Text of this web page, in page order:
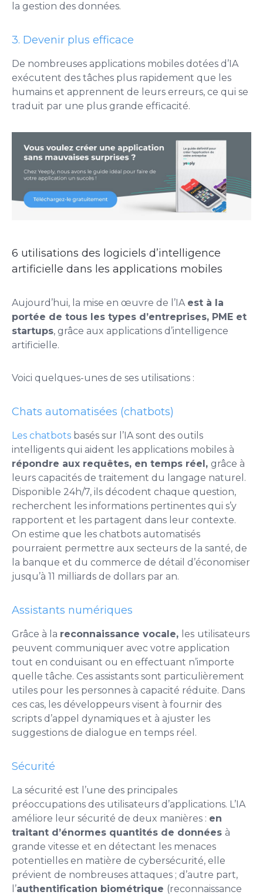
la gestion des données.
3. Devenir plus efficace
De nombreuses applications mobiles dotées d’IA
exécutent des tâches plus rapidement que les
humains et apprennent de leurs erreurs, ce qui se
traduit par une plus grande efficacité.
6 utilisations des logiciels d’intelligence
artificielle dans les applications mobiles
Aujourd’hui, la mise en œuvre de l’IA est à la
portée de tous les types d’entreprises, PME et
startups, grâce aux applications d’intelligence
artificielle.
Voici quelques-unes de ses utilisations :
Chats automatisées (chatbots)
Les chatbots basés sur l’IA sont des outils
intelligents qui aident les applications mobiles à
répondre aux requêtes, en temps réel, grâce à
leurs capacités de traitement du langage naturel.
Disponible 24h/7, ils décodent chaque question,
recherchent les informations pertinentes qui s’y
rapportent et les partagent dans leur contexte.
On estime que les chatbots automatisés
pourraient permettre aux secteurs de la santé, de
la banque et du commerce de détail d’économiser
jusqu’à 11 milliards de dollars par an.
Assistants numériques
Grâce à la reconnaissance vocale, les utilisateurs
peuvent communiquer avec votre application
tout en conduisant ou en effectuant n’importe
quelle tâche. Ces assistants sont particulièrement
utiles pour les personnes à capacité réduite. Dans
ces cas, les développeurs visent à fournir des
scripts d’appel dynamiques et à ajuster les
suggestions de dialogue en temps réel.
Sécurité
La sécurité est l’une des principales
préoccupations des utilisateurs d’applications. L’IA
améliore leur sécurité de deux manières : en
traitant d’énormes quantités de données à
grande vitesse et en détectant les menaces
potentielles en matière de cybersécurité, elle
prévient de nombreuses attaques ; d’autre part,
l’authentification biométrique (reconnaissance